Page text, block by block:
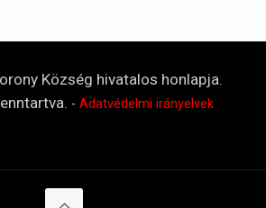
Község hivatalos honlapja.
- Adatvédelmi irányelvek